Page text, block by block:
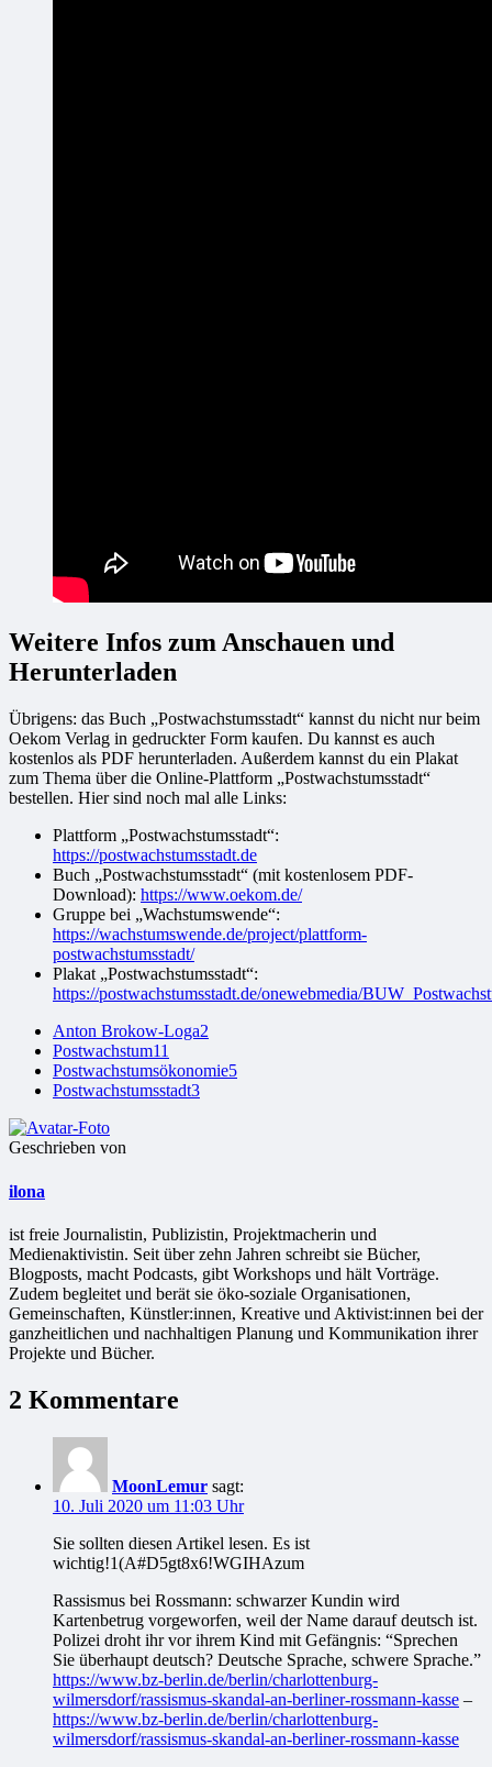
Weitere Infos zum Anschauen und
Herunterladen
Übrigens: das Buch „Postwachstumsstadt“ kannst du nicht nur beim
Oekom Verlag in gedruckter Form kaufen. Du kannst es auch
kostenlos als PDF herunterladen. Außerdem kannst du ein Plakat
zum Thema über die Online-Plattform „Postwachstumsstadt“
bestellen. Hier sind noch mal alle Links:
Plattform „Postwachstumsstadt“:
https://postwachstumsstadt.de
Buch „Postwachstumsstadt“ (mit kostenlosem PDF-
Download): https://www.oekom.de/
Gruppe bei „Wachstumswende“:
https://wachstumswende.de/project/plattform-
postwachstumsstadt/
Plakat „Postwachstumsstadt“:
https://postwachstumsstadt.de/onewebmedia/
Anton Brokow-Loga2
Postwachstum11
Postwachstumsökonomie5
Postwachstumsstadt3
Geschrieben von
ilona
ist freie Jour­na­lis­tin, Publizistin, Projekt­ma­che­rin und
Medienaktivistin. Seit über zehn Jahren schreibt sie Bücher,
Blogposts, macht Podcasts, gibt Workshops und hält Vorträge.
Zudem begleitet und berät sie öko-soziale Organisationen,
Gemeinschaften, Künstler:innen, Kreative und Aktivist:innen bei der
ganzheitlichen und nachhaltigen Planung und Kommunikation ihrer
Projekte und Bücher.
2 Kommentare
MoonLemur sagt:
10. Juli 2020 um 11:03 Uhr
Sie sollten diesen Artikel lesen. Es ist
wichtig!1(A#D5gt8x6!WGIHAzum
Rassismus bei Rossmann: schwarzer Kundin wird
Kartenbetrug vorgeworfen, weil der Name darauf deutsch ist.
Polizei droht ihr vor ihrem Kind mit Gefängnis: “Sprechen
Sie überhaupt deutsch? Deutsche Sprache, schwere Sprache.”
https://www.bz-berlin.de/berlin/charlottenburg-
wilmersdorf/rassismus-skandal-an-berliner-rossmann-kasse –
https://www.bz-berlin.de/berlin/charlottenburg-
wilmersdorf/rassismus-skandal-an-berliner-rossmann-kasse